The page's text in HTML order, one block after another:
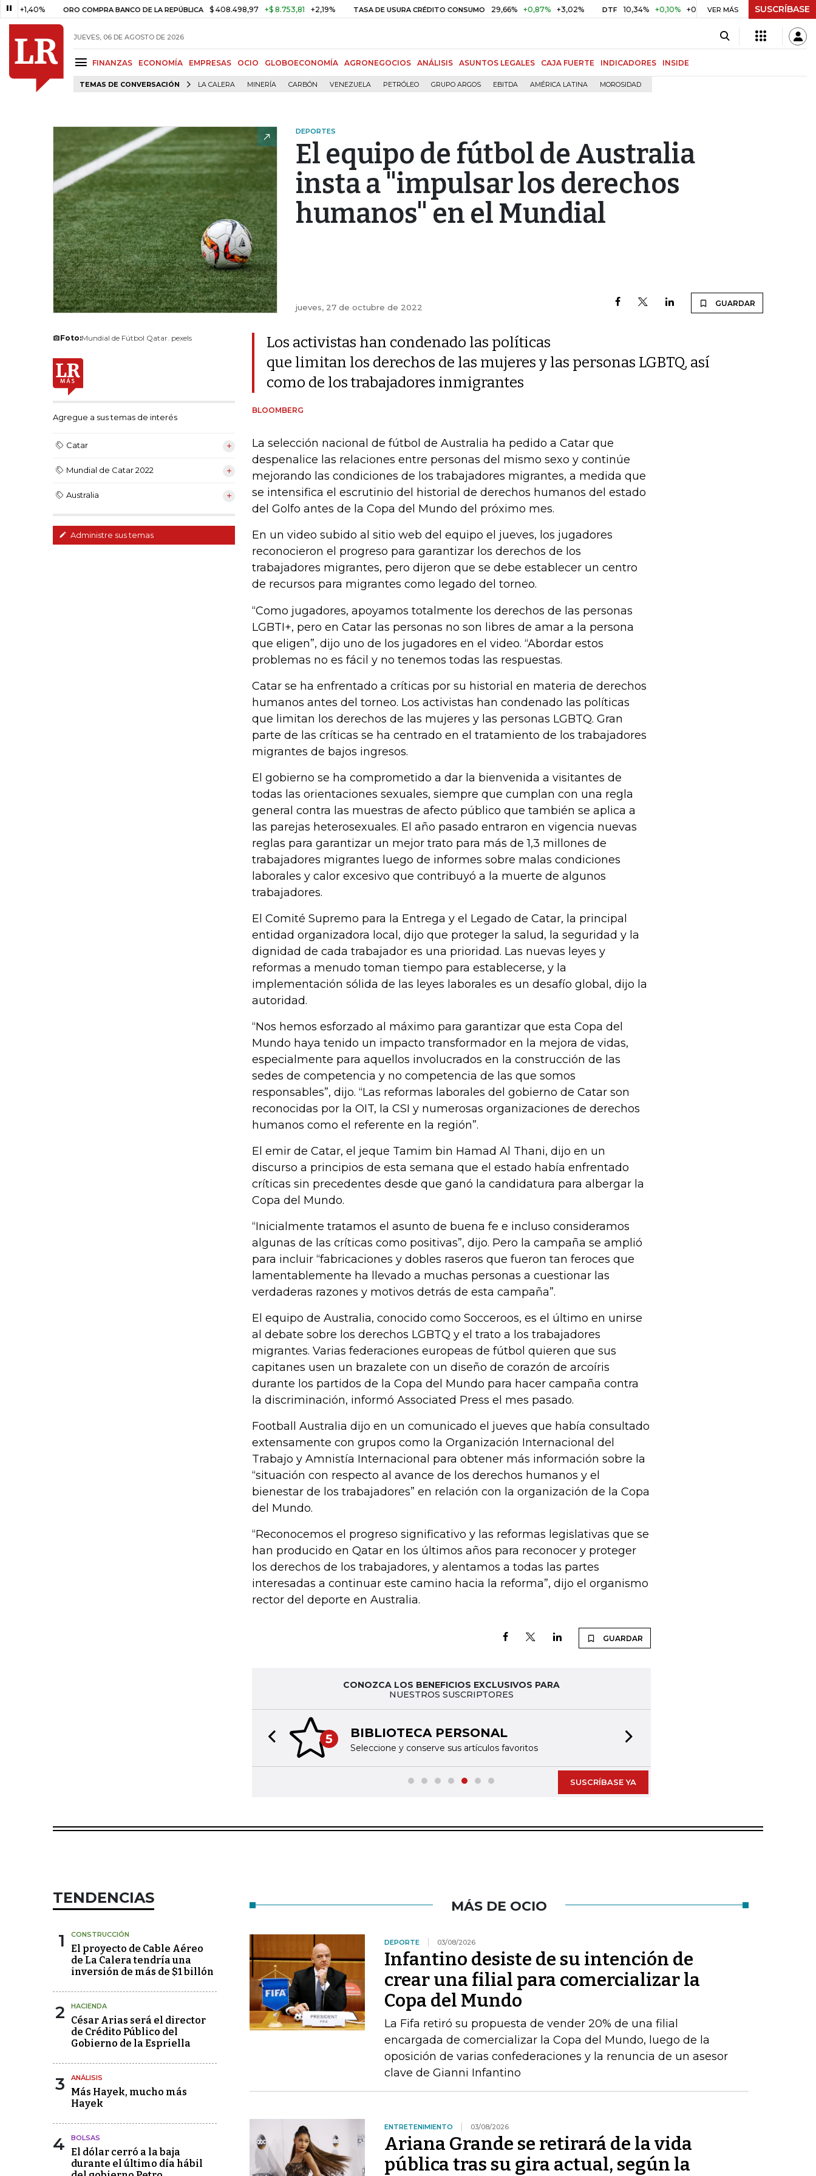
ORO COMPRA BANCO DE LA REPÚBLICA $ 408.498,97 +$ 8.753,81 +2,19% TASA DE USURA CRÉDITO CONSUMO 29,66% +0,87% +3,02% DTF 10,34% +0,10% +0,98% UVR $ 416,86 +$ 0,05 +0,01%
VER MÁS SUSCRÍBASE
JUEVES, 06 DE AGOSTO DE 2026
FINANZAS ECONOMÍA EMPRESAS OCIO GLOBOECONOMÍA AGRONEGOCIOS ANÁLISIS ASUNTOS LEGALES CAJA FUERTE INDICADORES INSIDE
TEMAS DE CONVERSACIÓN LA CALERA MINERÍA CARBÓN VENEZUELA PETRÓLEO GRUPO ARGOS EBITDA AMÉRICA LATINA MOROSIDAD
DEPORTES
El equipo de fútbol de Australia
insta a "impulsar los derechos
humanos" en el Mundial
jueves, 27 de octubre de 2022 GUARDAR
Foto:Mundial de Fútbol Qatar. pexels
Agregue a sus temas de interés
Catar
Mundial de Catar 2022
Australia
Administre sus temas
Los activistas han condenado las políticas
que limitan los derechos de las mujeres y las personas LGBTQ, así
como de los trabajadores inmigrantes
BLOOMBERG
La selección nacional de fútbol de Australia ha pedido a Catar que
despenalice las relaciones entre personas del mismo sexo y continúe
mejorando las condiciones de los trabajadores migrantes, a medida que
se intensifica el escrutinio del historial de derechos humanos del estado
del Golfo antes de la Copa del Mundo del próximo mes.
En un video subido al sitio web del equipo el jueves, los jugadores
reconocieron el progreso para garantizar los derechos de los
trabajadores migrantes, pero dijeron que se debe establecer un centro
de recursos para migrantes como legado del torneo.
“Como jugadores, apoyamos totalmente los derechos de las personas
LGBTI+, pero en Catar las personas no son libres de amar a la persona
que eligen”, dijo uno de los jugadores en el video. “Abordar estos
problemas no es fácil y no tenemos todas las respuestas.
Catar se ha enfrentado a críticas por su historial en materia de derechos
humanos antes del torneo. Los activistas han condenado las políticas
que limitan los derechos de las mujeres y las personas LGBTQ. Gran
parte de las críticas se ha centrado en el tratamiento de los trabajadores
migrantes de bajos ingresos.
El gobierno se ha comprometido a dar la bienvenida a visitantes de
todas las orientaciones sexuales, siempre que cumplan con una regla
general contra las muestras de afecto público que también se aplica a
las parejas heterosexuales. El año pasado entraron en vigencia nuevas
reglas para garantizar un mejor trato para más de 1,3 millones de
trabajadores migrantes luego de informes sobre malas condiciones
laborales y calor excesivo que contribuyó a la muerte de algunos
trabajadores.
El Comité Supremo para la Entrega y el Legado de Catar, la principal
entidad organizadora local, dijo que proteger la salud, la seguridad y la
dignidad de cada trabajador es una prioridad. Las nuevas leyes y
reformas a menudo toman tiempo para establecerse, y la
implementación sólida de las leyes laborales es un desafío global, dijo la
autoridad.
“Nos hemos esforzado al máximo para garantizar que esta Copa del
Mundo haya tenido un impacto transformador en la mejora de vidas,
especialmente para aquellos involucrados en la construcción de las
sedes de competencia y no competencia de las que somos
responsables”, dijo. “Las reformas laborales del gobierno de Catar son
reconocidas por la OIT, la CSI y numerosas organizaciones de derechos
humanos como el referente en la región”.
El emir de Catar, el jeque Tamim bin Hamad Al Thani, dijo en un
discurso a principios de esta semana que el estado había enfrentado
críticas sin precedentes desde que ganó la candidatura para albergar la
Copa del Mundo.
“Inicialmente tratamos el asunto de buena fe e incluso consideramos
algunas de las críticas como positivas”, dijo. Pero la campaña se amplió
para incluir “fabricaciones y dobles raseros que fueron tan feroces que
lamentablemente ha llevado a muchas personas a cuestionar las
verdaderas razones y motivos detrás de esta campaña”.
El equipo de Australia, conocido como Socceroos, es el último en unirse
al debate sobre los derechos LGBTQ y el trato a los trabajadores
migrantes. Varias federaciones europeas de fútbol quieren que sus
capitanes usen un brazalete con un diseño de corazón de arcoíris
durante los partidos de la Copa del Mundo para hacer campaña contra
la discriminación, informó Associated Press el mes pasado.
Football Australia dijo en un comunicado el jueves que había consultado
extensamente con grupos como la Organización Internacional del
Trabajo y Amnistía Internacional para obtener más información sobre la
“situación con respecto al avance de los derechos humanos y el
bienestar de los trabajadores” en relación con la organización de la Copa
del Mundo.
“Reconocemos el progreso significativo y las reformas legislativas que se
han producido en Qatar en los últimos años para reconocer y proteger
los derechos de los trabajadores, y alentamos a todas las partes
interesadas a continuar este camino hacia la reforma”, dijo el organismo
rector del deporte en Australia.
GUARDAR
CONOZCA LOS BENEFICIOS EXCLUSIVOS PARA
NUESTROS SUSCRIPTORES
5 BIBLIOTECA PERSONAL
Seleccione y conserve sus artículos favoritos
Previous slide
SUSCRÍBASE YA
TENDENCIAS
1 CONSTRUCCIÓN
El proyecto de Cable Aéreo
de La Calera tendría una
inversión de más de $1 billón
2 HACIENDA
César Arias será el director
de Crédito Público del
Gobierno de la Espriella
3 ANÁLISIS
Más Hayek, mucho más
Hayek
4 BOLSAS
El dólar cerró a la baja
durante el último día hábil
MÁS DE OCIO
DEPORTE 03/08/2026
Infantino desiste de su intención de
crear una filial para comercializar la
Copa del Mundo
La Fifa retiró su propuesta de vender 20% de una filial
encargada de comercializar la Copa del Mundo, luego de la
oposición de varias confederaciones y la renuncia de un asesor
clave de Gianni Infantino
ENTRETENIMIENTO 03/08/2026
Ariana Grande se retirará de la vida
pública tras su gira actual, según la